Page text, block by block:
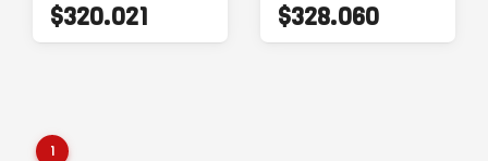
$320.021 $328.060
1